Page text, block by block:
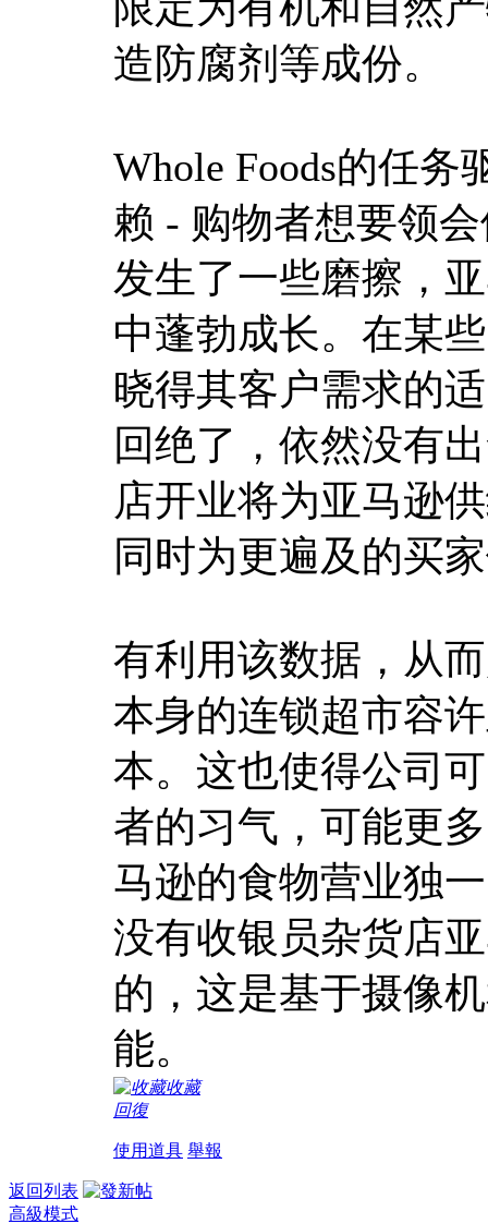
造防腐剂等成份。
Whole Foods的任
赖 - 购物者想要领
发生了一些磨擦，
中蓬勃成长。在某
晓得其客户需求的
回绝了，依然没有
店开业将为亚马逊
同时为更遍及的买
有利用该数据，从
本身的连锁超市容
本。这也使得公司
者的习气，可能更
马逊的食物营业独
没有收银员杂货店
的，这是基于摄像
能。
收藏
回復
使用道具 舉報
返回列表
高級模式